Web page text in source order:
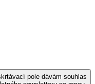
pole dávám souhlas